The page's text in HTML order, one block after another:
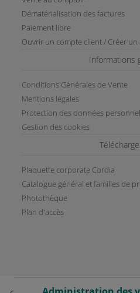
Dématérialisation des factures
Paiement libre
Ouvrir un compte client / Créer un
Informations
Conditions Générales de Vente
Mentions légales
Protection des données
Gestion des cookies
Plaquette corporate Cordia
Catalogue général et familles de
Photothèque
Plan d'accès